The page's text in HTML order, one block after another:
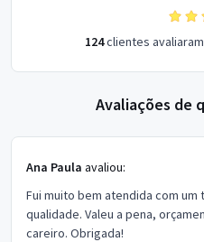
124clientes
Avaliações de
Ana Paula avaliou:
Fui muito bem atendida com um
qualidade. Valeu a pena,
careiro. Obrigada!